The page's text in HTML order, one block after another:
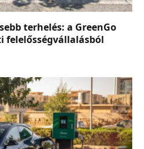
terhelés: a GreenGo